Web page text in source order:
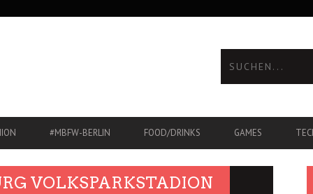
#MBFW-BERLIN FOOD/DRINKS GAMES
VOLKSPARKSTADION